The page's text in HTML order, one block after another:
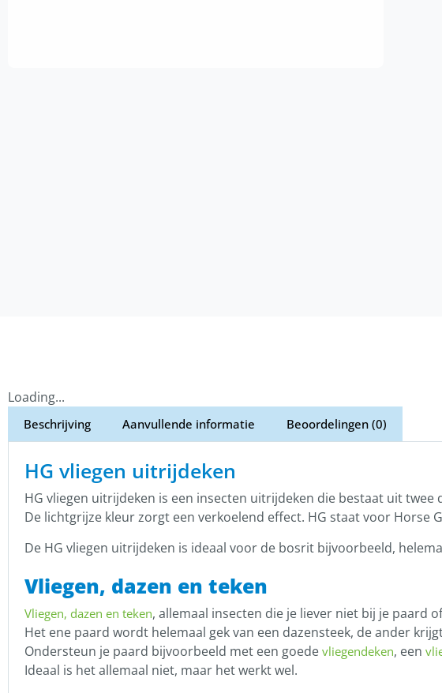
Loading...
Beschrijving Aanvullende informatie Beoordelingen (0)
HG vliegen uitrijdeken
HG vliegen uitrijdeken is een insecten uitrijdeken die bestaat uit twee
De lichtgrijze kleur zorgt een verkoelend effect. HG staat voor Horse
De HG vliegen uitrijdeken is ideaal voor de bosrit bijvoorbeeld,
Vliegen, dazen en teken
Vliegen, dazen en teken, allemaal insecten die je liever niet bij je paard
Het ene paard wordt helemaal gek van een dazensteek, de ander
Ondersteun je paard bijvoorbeeld met een goede vliegendeken, een
Ideaal is het allemaal niet, maar het werkt wel.